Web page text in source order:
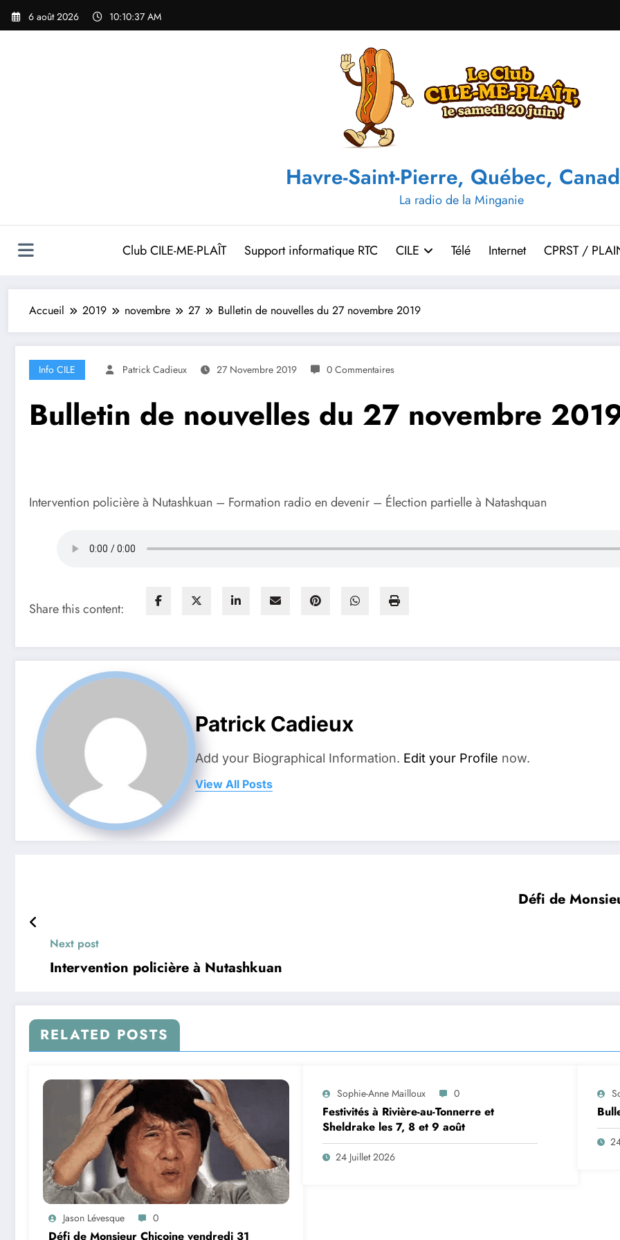
Aller
6 août 2026 10:10:37 AM
Havre-Saint-Pierre, Québec,
La radio de la Minganie
Club CILE-ME-PLAÎT Support informatique RTC CILE Télé Internet CPRST /
Accueil 2019 novembre 27 Bulletin de nouvelles du 27 novembre 2019
Info CILE Patrick Cadieux 27 Novembre 2019 0 Commentaires
Bulletin de nouvelles du 27 novembre
Intervention policière à Nutashkuan – Formation radio en devenir – Élection partielle à Natashquan
Share this content:
Patrick Cadieux
Add your Biographical Information. Edit your Profile now.
View All Posts
Défi de
Next post
Intervention policière à Nutashkuan
RELATED POSTS
Jason Lévesque 0
Défi de Monsieur Chicoine vendredi 31
Sophie-Anne Mailloux 0
Festivités à Rivière-au-Tonnerre et
Sheldrake les 7, 8 et 9 août
24 Juillet 2026